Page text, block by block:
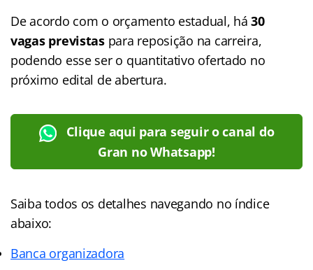
De acordo com o orçamento estadual, há30
vagas previstas para reposição na carreira,
podendo esse ser o quantitativo ofertado no
próximo edital de abertura.
Clique aqui para seguir o canal do
Gran no Whatsapp!
Saiba todos os detalhes navegando no índice
abaixo:
Banca organizadora